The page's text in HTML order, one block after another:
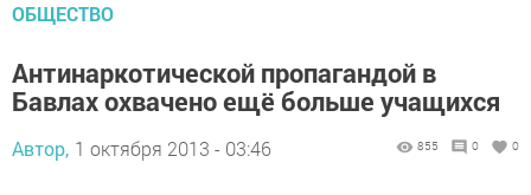
ОБЩЕСТВО
Антинаркотической пропагандой в
Бавлах охвачено ещё больше учащихся
Автор, 1 октября 2013 - 03:46 855 0 0